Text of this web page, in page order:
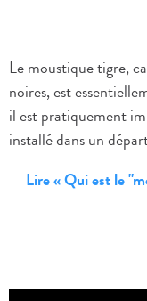
Le moustique tigre,
noires, est
il est pratiquement
installé dans un
Lire « Qui est le